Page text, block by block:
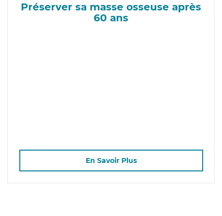
Préserver sa masse osseuse après
60 ans
En Savoir Plus